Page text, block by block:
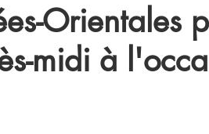
Orientales
midi à